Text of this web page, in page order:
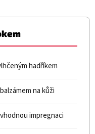
hadříkem
na kůži
impregnaci